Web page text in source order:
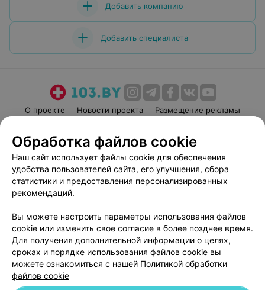
Добавить компанию
Добавить специалиста
О проекте Новости проекта
Размещение рекламы
Пользовательское соглашение
Способы оплаты
Вакансии
Партнеры
Написать руководителю 103.by
Обработка персональных данных
Обработка файлов cookie
Наш сайт использует файлы cookie для обеспечения
удобства пользователей сайта, его улучшения, сбора
статистики и предоставления персонализированных
рекомендаций.
Вы можете настроить параметры использования файлов
cookie или изменить свое согласие в более позднее время.
Для получения дополнительной информации о целях,
сроках и порядке использования файлов cookie вы
можете ознакомиться с нашей Политикой обработки
файлов cookie